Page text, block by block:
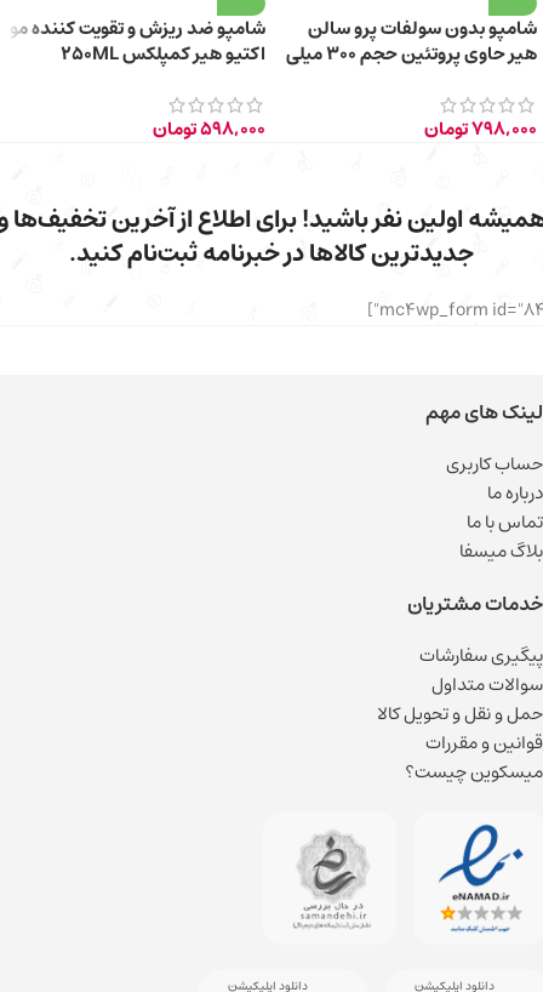
شامپو بدون سولفات پرو سالن
هیر حاوی پروتئین حجم 300 میلی
798,000تومان
شامپو ضد ریزش و تقویت کننده مو
اکتیو هیر کمپلکس 250ML
598,000تومان
اولین نفر باشید! برای اطلاع از آخرین تخفیف‌ها
جدیدترین کالاها در خبرنامه ثبت‌نام کنید.
لینک های مهم
حساب کاربری
درباره ما
تماس با ما
بلاگ میسفا
خدمات مشتریان
پیگیری سفارشات
سوالات متداول
حمل و نقل و تحویل کالا
قوانین و مقررات
میسکوین چیست؟
دانلود اپلیکیشن دانلود اپلیکیشن